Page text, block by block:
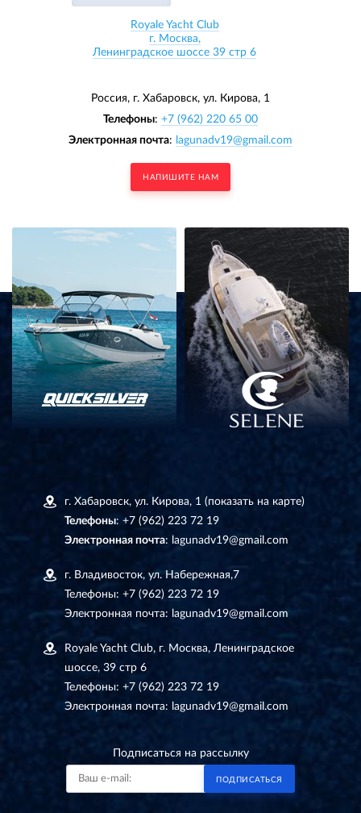
Royale Yacht Club
г. Москва,
Ленинградское шоссе 39 стр 6
Россия, г. Хабаровск, ул. Кирова, 1
Телефоны: +7 (962) 220 65 00
Электронная почта: lagunadv19@gmail.com
НАПИШИТЕ НАМ
г. Хабаровск, ул. Кирова, 1 (показать на карте)
Телефоны: +7 (962) 223 72 19
Электронная почта: lagunadv19@gmail.com
г. Владивосток, ул. Набережная,7
Телефоны: +7 (962) 223 72 19
Электронная почта: lagunadv19@gmail.com
Royale Yacht Club, г. Москва, Ленинградское
шоссе, 39 стр 6
Телефоны: +7 (962) 223 72 19
Электронная почта: lagunadv19@gmail.com
Подписаться на рассылку
ПОДПИСАТЬСЯ